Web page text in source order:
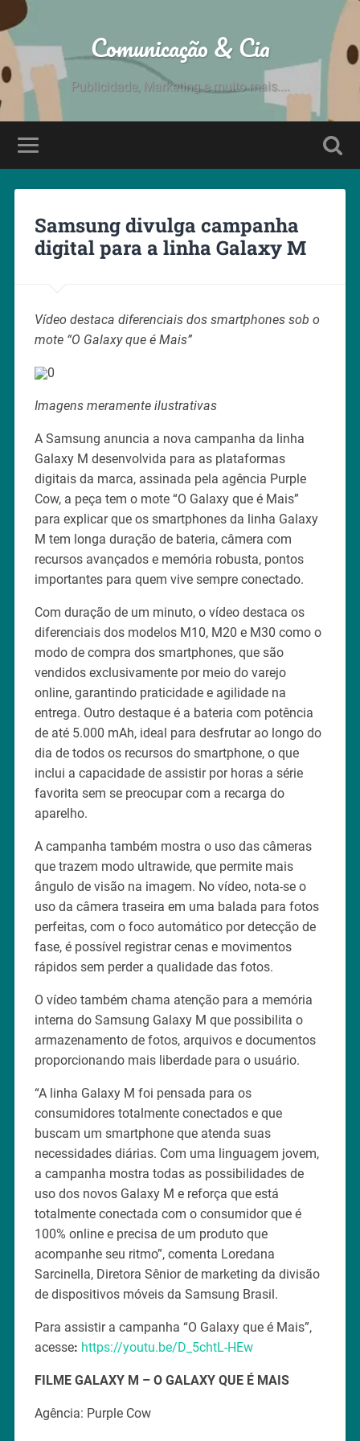
Comunicação & Cia
Publicidade, Marketing e muito mais....
Samsung divulga campanha
digital para a linha Galaxy M
Vídeo destaca diferenciais dos smartphones sob o
mote “O Galaxy que é Mais”
Imagens meramente ilustrativas
A Samsung anuncia a nova campanha da linha
Galaxy M desenvolvida para as plataformas
digitais da marca, assinada pela agência Purple
Cow, a peça tem o mote “O Galaxy que é Mais”
para explicar que os smartphones da linha Galaxy
M tem longa duração de bateria, câmera com
recursos avançados e memória robusta, pontos
importantes para quem vive sempre conectado.
Com duração de um minuto, o vídeo destaca os
diferenciais dos modelos M10, M20 e M30 como o
modo de compra dos smartphones, que são
vendidos exclusivamente por meio do varejo
online, garantindo praticidade e agilidade na
entrega. Outro destaque é a bateria com potência
de até 5.000 mAh, ideal para desfrutar ao longo do
dia de todos os recursos do smartphone, o que
inclui a capacidade de assistir por horas a série
favorita sem se preocupar com a recarga do
aparelho.
A campanha também mostra o uso das câmeras
que trazem modo ultrawide, que permite mais
ângulo de visão na imagem. No vídeo, nota-se o
uso da câmera traseira em uma balada para fotos
perfeitas, com o foco automático por detecção de
fase, é possível registrar cenas e movimentos
rápidos sem perder a qualidade das fotos.
O vídeo também chama atenção para a memória
interna do Samsung Galaxy M que possibilita o
armazenamento de fotos, arquivos e documentos
proporcionando mais liberdade para o usuário.
“A linha Galaxy M foi pensada para os
consumidores totalmente conectados e que
buscam um smartphone que atenda suas
necessidades diárias. Com uma linguagem jovem,
a campanha mostra todas as possibilidades de
uso dos novos Galaxy M e reforça que está
totalmente conectada com o consumidor que é
100% online e precisa de um produto que
acompanhe seu ritmo”, comenta Loredana
Sarcinella, Diretora Sênior de marketing da divisão
de dispositivos móveis da Samsung Brasil.
Para assistir a campanha “O Galaxy que é Mais”,
acesse: https://youtu.be/D_5chtL-HEw
FILME GALAXY M – O GALAXY QUE É MAIS
Agência: Purple Cow